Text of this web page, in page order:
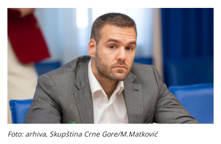
Foto: arhiva, Skupština Crne Gore/M.Matković